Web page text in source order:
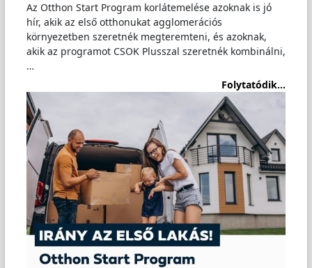
Az Otthon Start Program korlátemelése azoknak is jó
hír, akik az első otthonukat agglomerációs
környezetben szeretnék megteremteni, és azoknak,
akik az programot CSOK Plusszal szeretnék kombinálni,
…
Folytatódik...